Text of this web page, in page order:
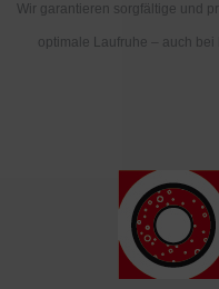
Wir garantieren sorgfältige und
optimale Laufruhe – auch bei